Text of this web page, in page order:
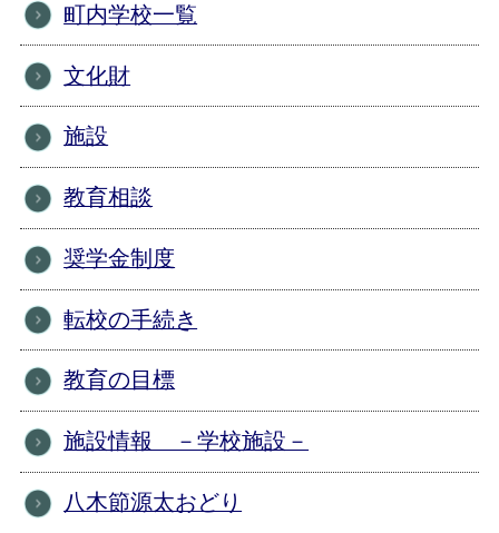
町内学校一覧
文化財
施設
教育相談
奨学金制度
転校の手続き
教育の目標
施設情報 －学校施設－
八木節源太おどり